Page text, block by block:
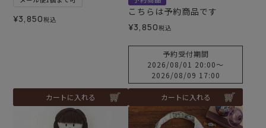
¥3,850税込
カートに入れる
こちらは予約商品です
¥3,850税込
予約受付期間
2026/08/01 20:00〜
2026/08/09 17:00
カートに入れる